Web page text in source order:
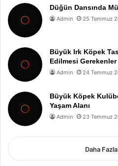
Düğün Dansında
Admin 25 Temmuz
Büyük Irk Köpek
Edilmesi Gerekenler
Admin 24 Temmuz
Büyük Köpek
Yaşam Alanı
Admin 23 Temmuz
Daha